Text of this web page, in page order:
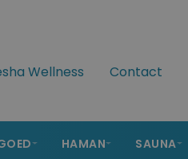
Wellness Contact
HAMAN SAUNA